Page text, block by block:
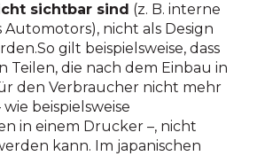
sichtbar sind (z. B. interne
Automotors), nicht als Design
gilt beispielsweise, dass
Teilen, die nach dem Einbau in
den Verbraucher nicht mehr
beispielsweise
in einem Drucker –, nicht
kann. Im japanischen